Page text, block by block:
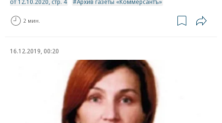
2 мин.
16.12.2019, 00:20